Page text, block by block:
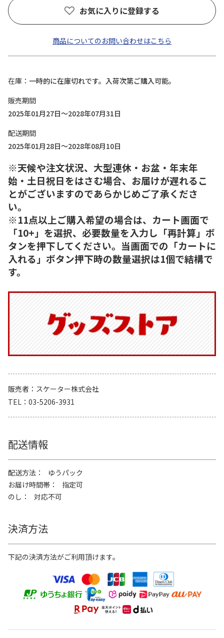
お気に入りに登録する
商品についてのお問い合わせはこちら
在庫
一時的に在庫切れです。入荷次第ご購入可能。
販売期間
2025年01月27日～2028年07月31日
配送期間
2025年01月28日～2028年08月10日
※天候や注文状況、大型連休・お盆・年末年
始・土日祝日をはさむ場合、お届けが遅れるこ
とがございますのであらかじめご了承くださ
い。
※11点以上ご購入希望の場合は、カート画面で
「10+」を選択、必要数量を入力し「再計算」ボ
タンを押下してください。当画面での「カートに
入れる」ボタン押下時の数量選択は1個で結構で
す。
販売者
スケーター株式会社
TEL
03-5206-3931
配送情報
配送方法
ゆうパック
お届け時間帯
指定可
のし
対応不可
決済方法
下記の決済方法がご利用頂けます。